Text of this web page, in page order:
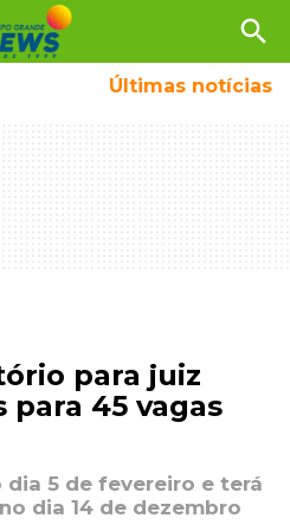
search
Últimas notícias
para juiz
para 45 vagas
dia 5 de fevereiro e terá
dia 14 de dezembro